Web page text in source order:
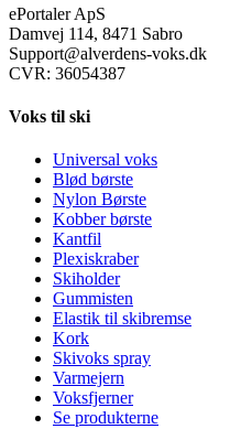
ePortaler ApS
Damvej 114, 8471 Sabro
Support@alverdens-voks.dk
CVR: 36054387
Voks til ski
Universal voks
Blød børste
Nylon Børste
Kobber børste
Kantfil
Plexiskraber
Skiholder
Gummisten
Elastik til skibremse
Kork
Skivoks spray
Varmejern
Voksfjerner
Se produkterne